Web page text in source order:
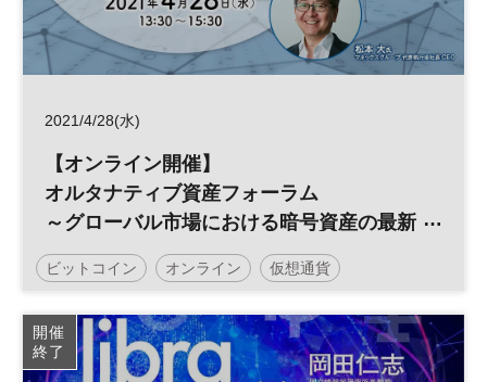
2021/4/28(水)
【オンライン開催】
オルタナティブ資産フォーラム
～グローバル市場における暗号資産の最新
動向～
ビットコイン オンライン 仮想通貨
イノベーション 投資 資産
参加無料
開催
終了